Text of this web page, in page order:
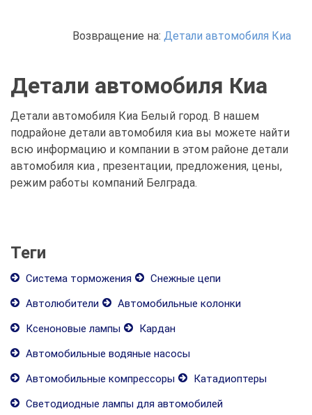
Возвращение на: Детали автомобиля Киа
Детали автомобиля Киа
Детали автомобиля Киа Белый город. В нашем
подрайоне детали автомобиля киа вы можете найти
всю информацию и компании в этом районе детали
автомобиля киа , презентации, предложения, цены,
режим работы компаний Белграда.
Теги
Система торможения
Снежные цепи
Автолюбители
Автомобильные колонки
Ксеноновые лампы
Кардан
Автомобильные водяные насосы
Автомобильные компрессоры
Катадиоптеры
Светодиодные лампы для автомобилей